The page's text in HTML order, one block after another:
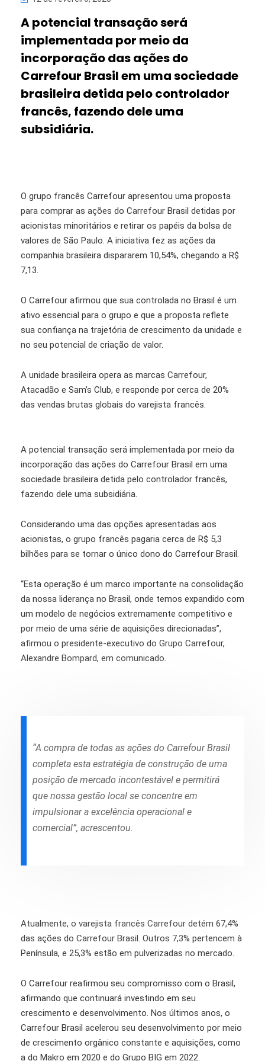
A potencial transação será
implementada por meio da
incorporação das ações do
Carrefour Brasil em uma sociedade
brasileira detida pelo controlador
francês, fazendo dele uma
subsidiária.
O grupo francês Carrefour apresentou uma proposta
para comprar as ações do Carrefour Brasil detidas por
acionistas minoritários e retirar os papéis da bolsa de
valores de São Paulo. A iniciativa fez as ações da
companhia brasileira dispararem 10,54%, chegando a R$
7,13.
O Carrefour afirmou que sua controlada no Brasil é um
ativo essencial para o grupo e que a proposta reflete
sua confiança na trajetória de crescimento da unidade e
no seu potencial de criação de valor.
A unidade brasileira opera as marcas Carrefour,
Atacadão e Sam’s Club, e responde por cerca de 20%
das vendas brutas globais do varejista francês.
A potencial transação será implementada por meio da
incorporação das ações do Carrefour Brasil em uma
sociedade brasileira detida pelo controlador francês,
fazendo dele uma subsidiária.
Considerando uma das opções apresentadas aos
acionistas, o grupo francês pagaria cerca de R$ 5,3
bilhões para se tornar o único dono do Carrefour Brasil.
“Esta operação é um marco importante na consolidação
da nossa liderança no Brasil, onde temos expandido com
um modelo de negócios extremamente competitivo e
por meio de uma série de aquisições direcionadas”,
afirmou o presidente-executivo do Grupo Carrefour,
Alexandre Bompard, em comunicado.
“A compra de todas as ações do Carrefour Brasil
completa esta estratégia de construção de uma
posição de mercado incontestável e permitirá
que nossa gestão local se concentre em
impulsionar a excelência operacional e
comercial”, acrescentou.
Atualmente, o varejista francês Carrefour detém 67,4%
das ações do Carrefour Brasil. Outros 7,3% pertencem à
Península, e 25,3% estão em pulverizadas no mercado.
O Carrefour reafirmou seu compromisso com o Brasil,
afirmando que continuará investindo em seu
crescimento e desenvolvimento. Nos últimos anos, o
Carrefour Brasil acelerou seu desenvolvimento por meio
de crescimento orgânico constante e aquisições, como
a do Makro em 2020 e do Grupo BIG em 2022.